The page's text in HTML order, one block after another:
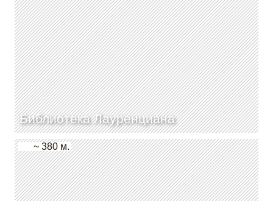
Библиотека Лауренциана
~ 380 м.